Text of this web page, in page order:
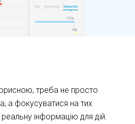
треба не просто
а фокусуватися на тих
інформацію для дій.